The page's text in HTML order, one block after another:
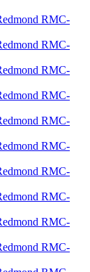
RMC-
RMC-
RMC-
RMC-
RMC-
RMC-
RMC-
RMC-
RMC-
RMC-